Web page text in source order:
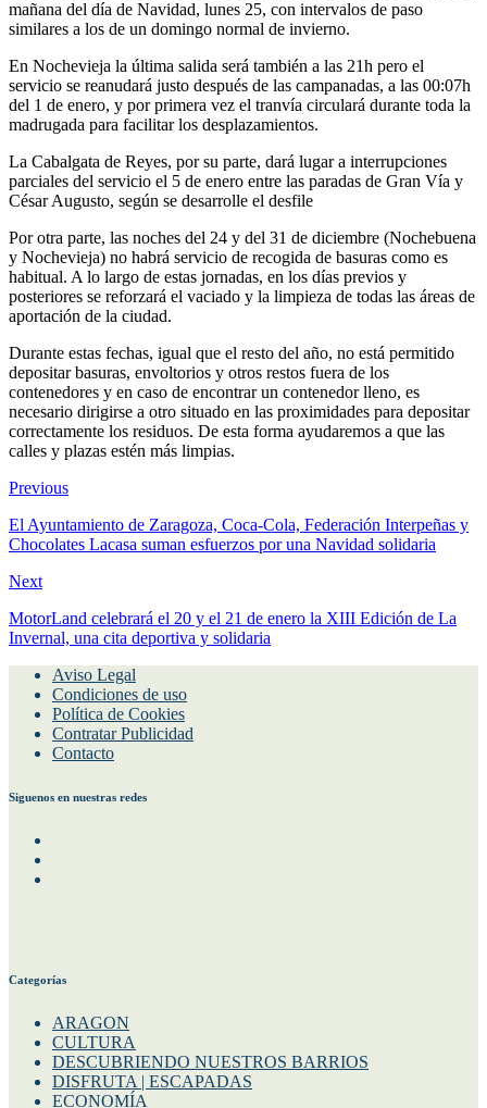
mañana del día de Navidad, lunes 25, con intervalos de paso
similares a los de un domingo normal de invierno.
En Nochevieja la última salida será también a las 21h pero el
servicio se reanudará justo después de las campanadas, a las 00:07h
del 1 de enero, y por primera vez el tranvía circulará durante toda la
madrugada para facilitar los desplazamientos.
La Cabalgata de Reyes, por su parte, dará lugar a interrupciones
parciales del servicio el 5 de enero entre las paradas de Gran Vía y
César Augusto, según se desarrolle el desfile
Por otra parte, las noches del 24 y del 31 de diciembre (Nochebuena
y Nochevieja) no habrá servicio de recogida de basuras como es
habitual. A lo largo de estas jornadas, en los días previos y
posteriores se reforzará el vaciado y la limpieza de todas las áreas de
aportación de la ciudad.
Durante estas fechas, igual que el resto del año, no está permitido
depositar basuras, envoltorios y otros restos fuera de los
contenedores y en caso de encontrar un contenedor lleno, es
necesario dirigirse a otro situado en las proximidades para depositar
correctamente los residuos. De esta forma ayudaremos a que las
calles y plazas estén más limpias.
Previous
El Ayuntamiento de Zaragoza, Coca-Cola, Federación Interpeñas y
Chocolates Lacasa suman esfuerzos por una Navidad solidaria
Next
MotorLand celebrará el 20 y el 21 de enero la XIII Edición de La
Invernal, una cita deportiva y solidaria
Aviso Legal
Condiciones de uso
Política de Cookies
Contratar Publicidad
Contacto
Siguenos en nuestras redes
Categorías
ARAGON
CULTURA
DESCUBRIENDO NUESTROS BARRIOS
DISFRUTA | ESCAPADAS
ECONOMÍA